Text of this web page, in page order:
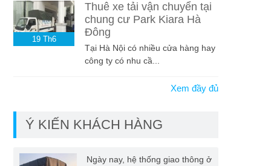
19 Th6
Thuê xe tải vận chuyển tại
chung cư Park Kiara Hà
Đông
Tại Hà Nội có nhiều cửa hàng hay
công ty có nhu cầ...
Xem đầy đủ
Ý KIẾN KHÁCH HÀNG
Ngày nay, hệ thống giao thông ở